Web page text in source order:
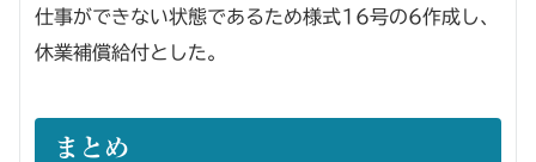
仕事ができない状態であるため様式16号の6作成し、
休業補償給付とした。
まとめ